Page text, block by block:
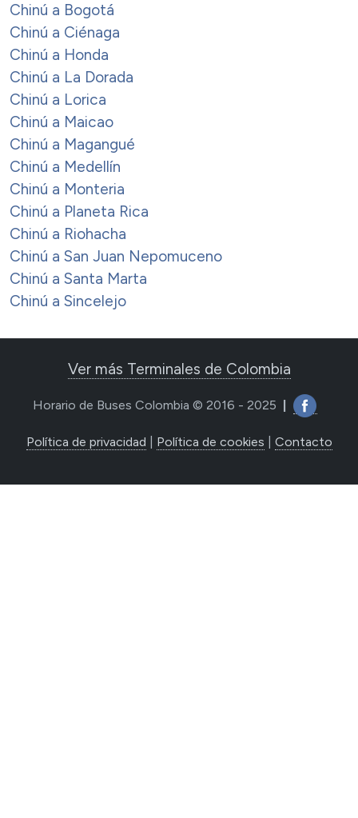
Chinú a Bogotá
Chinú a Ciénaga
Chinú a Honda
Chinú a La Dorada
Chinú a Lorica
Chinú a Maicao
Chinú a Magangué
Chinú a Medellín
Chinú a Monteria
Chinú a Planeta Rica
Chinú a Riohacha
Chinú a San Juan Nepomuceno
Chinú a Santa Marta
Chinú a Sincelejo
Ver más Terminales de Colombia
Horario de Buses Colombia © 2016 - 2025
Política de privacidad Política de cookies Contacto